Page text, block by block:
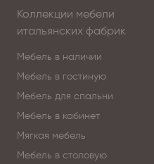
Коллекции мебели
итальянских фабрик
Мебель в наличии
Мебель в гостиную
Мебель для спальни
Мебель в кабинет
Мягкая мебель
Мебель в столовую